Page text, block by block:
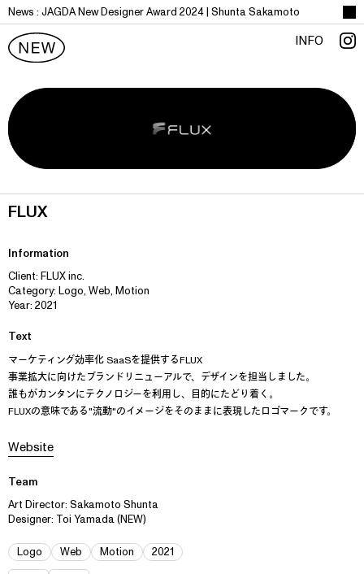
News : JAGDANewDesignerAward 2024| ShuntaSakamoto
INFO
FLUX
Information
Client: FLUX inc.
Category: Logo, Web, Motion
Year: 2021
Text
マーケティング効率化 SaaSを提供するFLUX
事業拡大に向けたブランドリニューアルで、デザインを担当しました。
誰もがカンタンにテクノロジーを利用し、目的にたどり着く。
FLUXの意味である"流動"のイメージをそのままに表現したロゴマークです。
Website
Team
Art Director: Sakamoto Shunta
Designer: Toi Yamada (NEW)
Logo Web Motion 2021